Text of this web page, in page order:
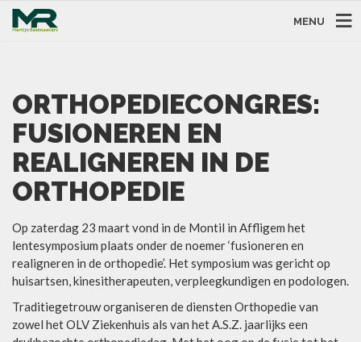
MENU
ORTHOPEDIECONGRES:
FUSIONEREN EN
REALIGNEREN IN DE
ORTHOPEDIE
Op zaterdag 23 maart vond in de Montil in Affligem het
lentesymposium plaats onder de noemer ‘fusioneren en
realigneren in de orthopedie’. Het symposium was gericht op
huisartsen, kinesitherapeuten, verpleegkundigen en podologen.
Traditiegetrouw organiseren de diensten Orthopedie van
zowel het OLV Ziekenhuis als van het A.S.Z. jaarlijks een